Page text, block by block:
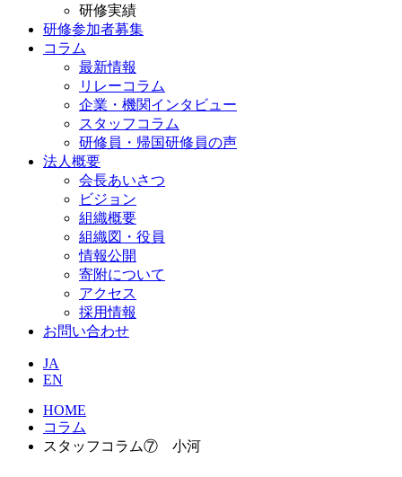
研修実績
研修参加者募集
コラム
最新情報
リレーコラム
企業・機関インタビュー
スタッフコラム
研修員・帰国研修員の声
法人概要
会長あいさつ
ビジョン
組織概要
組織図・役員
情報公開
寄附について
アクセス
採用情報
お問い合わせ
JA
EN
HOME
コラム
スタッフコラム⑦ 小河